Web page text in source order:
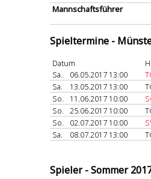
Mannschaftsführer
Spieltermine -
Datum
Sa.
06.05.2017 13:00
Sa.
13.05.2017 13:00
So.
11.06.2017 10:00
So.
25.06.2017 10:00
So.
02.07.2017 10:00
Sa.
08.07.2017 13:00
Spieler - Sommer